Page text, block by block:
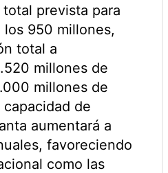
prevista para
950 millones,
total a
millones de
millones de
de
aumentará a
favoreciendo
como las